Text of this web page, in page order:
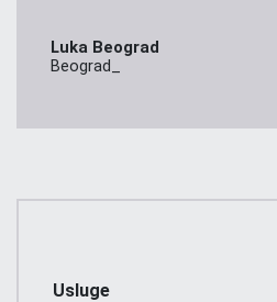
Luka Beograd
Beograd_
Usluge